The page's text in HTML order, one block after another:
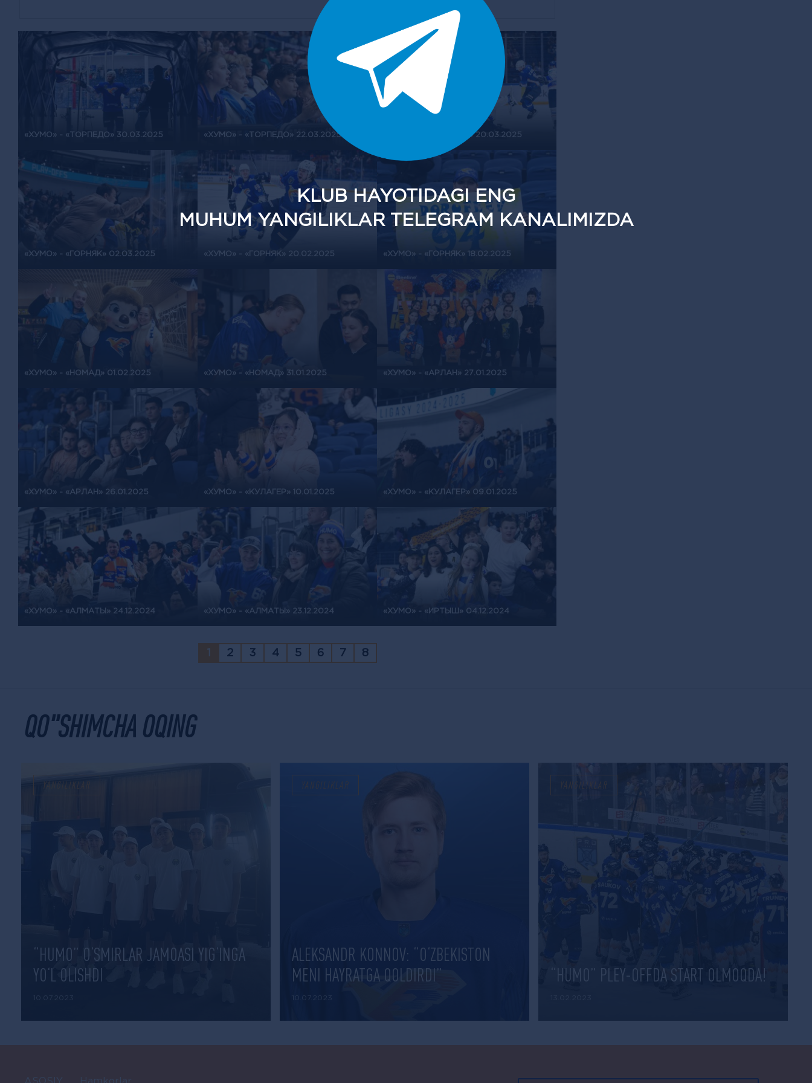
«ХУМО» - «ТОРПЕДО» 30.03.2025 «ХУМО» - «ТОРПЕДО» 22.03.2025 «ХУМО» - «ТОРПЕДО» 20.03.2025
«ХУМО» - «ГОРНЯК» 02.03.2025 «ХУМО» - «ГОРНЯК» 20.02.2025 «ХУМО» - «ГОРНЯК» 18.02.2025
«ХУМО» - «НОМАД» 01.02.2025 «ХУМО» - «НОМАД» 31.01.2025 «ХУМО» - «АРЛАН» 27.01.2025
«ХУМО» - «АРЛАН» 26.01.2025 «ХУМО» - «КУЛАГЕР» 10.01.2025 «ХУМО» - «КУЛАГЕР» 09.01.2025
«ХУМО» - «АЛМАТЫ» 24.12.2024 «ХУМО» - «АЛМАТЫ» 23.12.2024 «ХУМО» - «ИРТЫШ» 04.12.2024
1 2 3 4 5 6 7 8
QO"SHIMCHA OQING
YANGILIKLAR
“HUMO” O‘SMIRLAR JAMOASI YIG‘INGA
YO‘L OLISHDI
10.07.2023
YANGILIKLAR
ALEKSANDR KONNOV: “O‘ZBEKISTON
MENI HAYRATGA QOLDIRDI”
10.07.2023
YANGILIKLAR
“HUMO” PLEY-OFFDA START OLMOQDA!
KLUB HAYOTIDAGI ENG
MUHUM YANGILIKLAR TELEGRAM KANALIMIZDA